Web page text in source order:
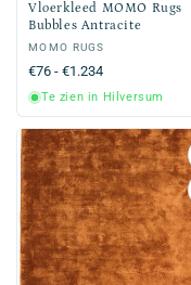
Vloerkleed MOMO Rugs
Bubbles Antracite
Verkoper:
MOMO RUGS
Normale
prijs
€76 - €1.234
Te zien in Hilversum